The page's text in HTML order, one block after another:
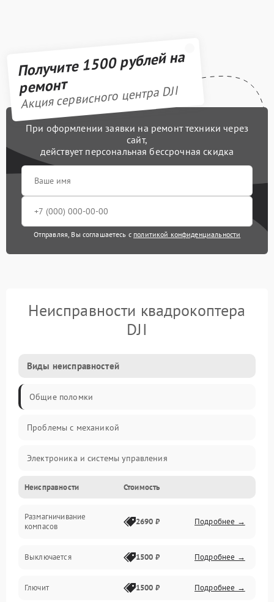
Получите 1500 рублей на
ремонт
Акция сервисного центра DJI
При оформлении заявки на ремонт техники через
сайт,
действует персональная бессрочная скидка
Отправляя, Вы соглашаетесь с политикой конфиденциальности
Неисправности квадрокоптера
DJI
Виды неисправностей
Общие поломки
Проблемы с механикой
Электроника и системы управления
Проблемы с сигналом
Двигатели и силовая установка
Неисправности Стоимость
Размагничивание
компасов
2690 ₽ Подробнее →
Выключается 1500 ₽ Подробнее →
Глючит 1500 ₽ Подробнее →